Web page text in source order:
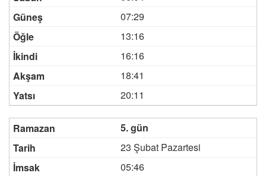
07:29
13:16
16:16
18:41
20:11
5. gün
23 Şubat Pazartesi
05:46